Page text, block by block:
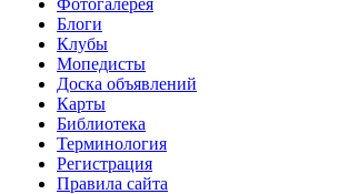
Фотогалерея
Блоги
Клубы
Мопедисты
Доска объявлений
Карты
Библиотека
Терминология
Регистрация
Правила сайта